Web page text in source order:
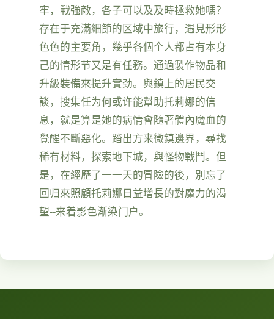
牢，戰強敵，各子可以及及時拯救她嗎？
存在于充滿細節的区域中旅行，遇見形形
色色的主要角，幾乎各個个人都占有本身
己的情形节又是有任務。通過製作物品和
升級裝備來提升實劲。與鎮上的居民交
談，搜集任为何或许能幫助托莉娜的信
息，就是算是她的病情會隨著體內魔血的
覺醒不斷惡化。踏出方来微鎮邊界，尋找
稀有材料，探索地下城，與怪物戰鬥。但
是，在經歷了一一天的冒險的後，別忘了
回归來照顧托莉娜日益增長的對魔力的渴
望--来着影色渐染门户。